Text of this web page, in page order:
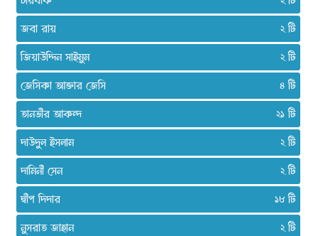
জবা রায়
২
জিয়াউদ্দিন সাইমুম
২
জেসিকা আক্তার জেসি
৪
তানভীর আকন্দ
২১
দাউদুল ইসলাম
২
দামিনী সেন
২
দ্বীপ দিদার
১৮
নুসরাত জাহান
২